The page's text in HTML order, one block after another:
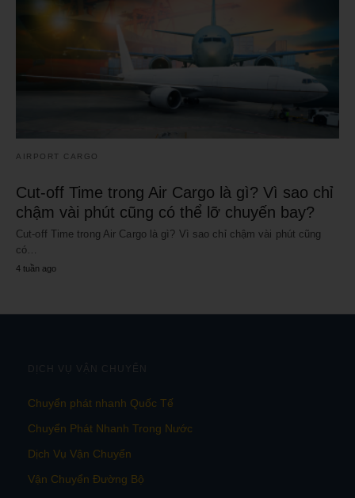
AIRPORT CARGO
Cut-off Time trong Air Cargo là gì? Vì sao chỉ
chậm vài phút cũng có thể lỡ chuyến bay?
Cut-off Time trong Air Cargo là gì? Vì sao chỉ chậm vài phút cũng
có…
4 tuần ago
DỊCH VỤ VẬN CHUYỂN
Chuyển phát nhanh Quốc Tế
Chuyển Phát Nhanh Trong Nước
Dịch Vụ Vận Chuyển
Vận Chuyển Đường Bộ